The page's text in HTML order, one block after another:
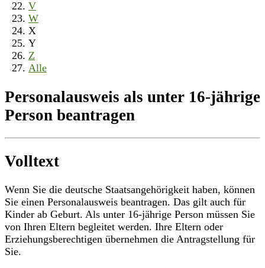
V
W
X
Y
Z
Alle
Personalausweis als unter 16-jährige
Person beantragen
Volltext
Wenn Sie die deutsche Staatsangehörigkeit haben, können
Sie einen Personalausweis beantragen. Das gilt auch für
Kinder ab Geburt. Als unter 16-jährige Person müssen Sie
von Ihren Eltern begleitet werden. Ihre Eltern oder
Erziehungsberechtigen übernehmen die Antragstellung für
Sie.